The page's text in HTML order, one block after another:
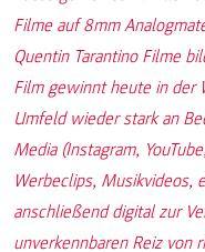
Filme auf 8mm
Quentin Tarantino Filme
Film gewinnt heute in der
Umfeld wieder stark an
Media (Instagram,
Werbeclips, Musikvideos,
anschließend digital zur
unverkennbaren Reiz von